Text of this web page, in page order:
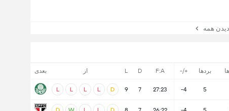
همه
بردها +/-
F:A
D
L از بعدی
5
-4
27:23
7
9
D
L
L
L
L